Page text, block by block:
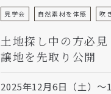
見学会 自然素材を体感 吹
土地探し中の方必
譲地を先取り公開
2025年12月6日（土）～